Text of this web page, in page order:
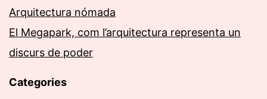
Arquitectura nómada
El Megapark, com l’arquitectura representa un
discurs de poder
Categories